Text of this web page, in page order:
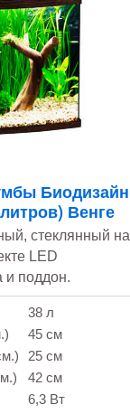
Биодизайн
Венге
стеклянный на
LED
поддон.
38 л
45 см
25 см
42 см
6,3 Вт